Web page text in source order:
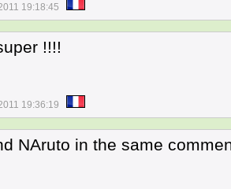
19:18:45
!!!!
19:36:19
NAruto in the same